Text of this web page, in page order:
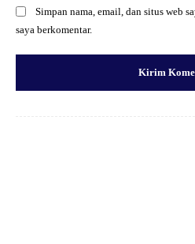
Simpan nama, email, dan situs web
saya berkomentar.